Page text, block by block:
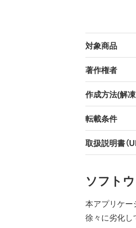
対象商品
著作権者
作成方法(解
転載条件
取扱説明書（
ソフト
本アプリケー
徐々に劣化し